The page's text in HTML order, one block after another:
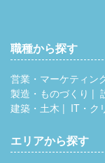
職種から探す
営業・マーケティン
製造・ものづくり
建築・土木
IT・ク
エリアから探す